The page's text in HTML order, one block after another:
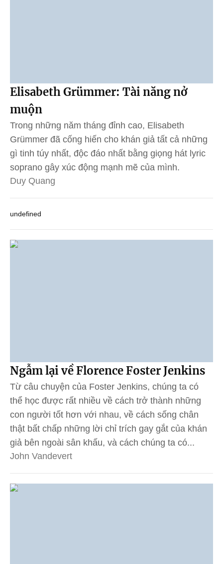
Elisabeth Grümmer: Tài năng nở
muộn
Trong những năm tháng đỉnh cao, Elisabeth
Grümmer đã cống hiến cho khán giả tất cả những
gì tinh túy nhất, độc đáo nhất bằng giọng hát lyric
soprano gây xúc động mạnh mẽ của mình.
Duy Quang
undefined
Ngẫm lại về Florence Foster Jenkins
Từ câu chuyện của Foster Jenkins, chúng ta có
thể học được rất nhiều về cách trở thành những
con người tốt hơn với nhau, về cách sống chân
thật bất chấp những lời chỉ trích gay gắt của khán
giả bên ngoài sân khấu, và cách chúng ta có...
John Vandevert